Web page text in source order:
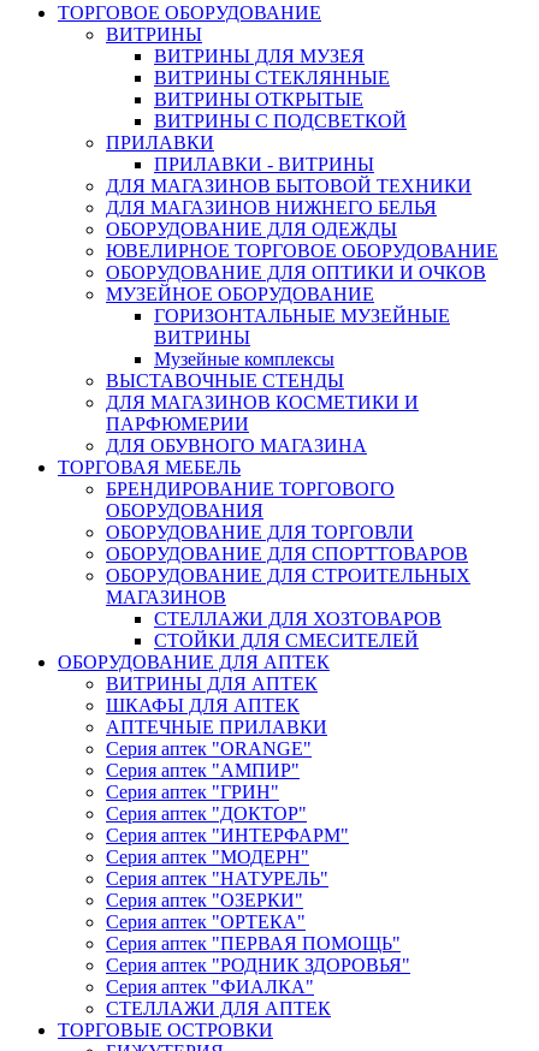
ТОРГОВОЕ ОБОРУДОВАНИЕ
ВИТРИНЫ
ВИТРИНЫ ДЛЯ МУЗЕЯ
ВИТРИНЫ СТЕКЛЯННЫЕ
ВИТРИНЫ ОТКРЫТЫЕ
ВИТРИНЫ С ПОДСВЕТКОЙ
ПРИЛАВКИ
ПРИЛАВКИ - ВИТРИНЫ
ДЛЯ МАГАЗИНОВ БЫТОВОЙ ТЕХНИКИ
ДЛЯ МАГАЗИНОВ НИЖНЕГО БЕЛЬЯ
ОБОРУДОВАНИЕ ДЛЯ ОДЕЖДЫ
ЮВЕЛИРНОЕ ТОРГОВОЕ ОБОРУДОВАНИЕ
ОБОРУДОВАНИЕ ДЛЯ ОПТИКИ И ОЧКОВ
МУЗЕЙНОЕ ОБОРУДОВАНИЕ
ГОРИЗОНТАЛЬНЫЕ МУЗЕЙНЫЕ
ВИТРИНЫ
Музейные комплексы
ВЫСТАВОЧНЫЕ СТЕНДЫ
ДЛЯ МАГАЗИНОВ КОСМЕТИКИ И
ПАРФЮМЕРИИ
ДЛЯ ОБУВНОГО МАГАЗИНА
ТОРГОВАЯ МЕБЕЛЬ
БРЕНДИРОВАНИЕ ТОРГОВОГО
ОБОРУДОВАНИЯ
ОБОРУДОВАНИЕ ДЛЯ ТОРГОВЛИ
ОБОРУДОВАНИЕ ДЛЯ СПОРТТОВАРОВ
ОБОРУДОВАНИЕ ДЛЯ СТРОИТЕЛЬНЫХ
МАГАЗИНОВ
СТЕЛЛАЖИ ДЛЯ ХОЗТОВАРОВ
СТОЙКИ ДЛЯ СМЕСИТЕЛЕЙ
ОБОРУДОВАНИЕ ДЛЯ АПТЕК
ВИТРИНЫ ДЛЯ АПТЕК
ШКАФЫ ДЛЯ АПТЕК
АПТЕЧНЫЕ ПРИЛАВКИ
Серия аптек "ORANGE"
Серия аптек "АМПИР"
Серия аптек "ГРИН"
Серия аптек "ДОКТОР"
Серия аптек "ИНТЕРФАРМ"
Серия аптек "МОДЕРН"
Серия аптек "НАТУРЕЛЬ"
Серия аптек "ОЗЕРКИ"
Серия аптек "ОРТЕКА"
Серия аптек "ПЕРВАЯ ПОМОЩЬ"
Серия аптек "РОДНИК ЗДОРОВЬЯ"
Серия аптек "ФИАЛКА"
СТЕЛЛАЖИ ДЛЯ АПТЕК
ТОРГОВЫЕ ОСТРОВКИ